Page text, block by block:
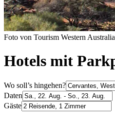
Foto von Tourism Western Australia
Hotels mit
Wo soll’s hingehen?
Daten
Gäste